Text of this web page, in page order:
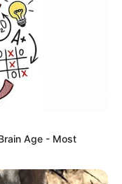
artıq
Age - Most